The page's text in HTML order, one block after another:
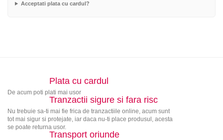
Acceptati plata cu cardul?
Plata cu cardul
De acum poti plati mai usor
Tranzactii sigure si fara risc
Nu trebuie sa-ti mai fie frica de tranzactiile online, acum sunt
tot mai sigur si protejate, iar daca nu-ti place produsul, acesta
se poate returna usor.
Transport oriunde